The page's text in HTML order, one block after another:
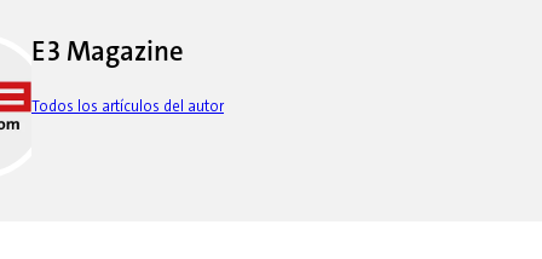
E3 Magazine
Todos los artículos del autor